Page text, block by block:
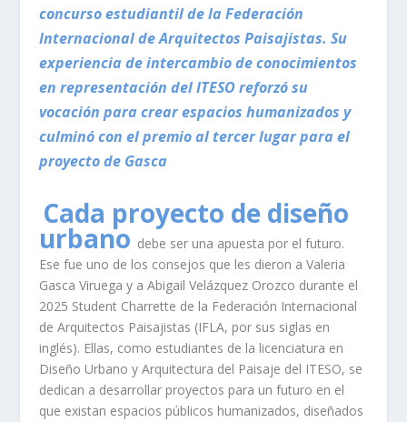
concurso estudiantil de la Federación
Internacional de Arquitectos Paisajistas. Su
experiencia de intercambio de conocimientos
en representación del ITESO reforzó su
vocación para crear espacios humanizados y
culminó con el premio al tercer lugar para el
proyecto de Gasca
Cada proyecto de diseño
urbano debe ser una apuesta por el futuro.
Ese fue uno de los consejos que les dieron a Valeria
Gasca Viruega y a Abigail Velázquez Orozco durante el
2025 Student Charrette de la Federación Internacional
de Arquitectos Paisajistas (IFLA, por sus siglas en
inglés). Ellas, como estudiantes de la licenciatura en
Diseño Urbano y Arquitectura del Paisaje del ITESO, se
dedican a desarrollar proyectos para un futuro en el
que existan espacios públicos humanizados, diseñados